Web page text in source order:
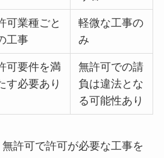
可業種ごと
工事
軽微な工事の
み
可要件を満
す必要あり
無許可での請
負は違法とな
る可能性あり
許可で許可が必要な工事を